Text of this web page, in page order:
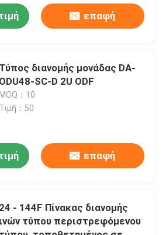
με
επαφή
Τύπος διανομής μονάδας DA-
ODU48-SC-D 2U ODF
MOQ：10
Τιμή：50
επαφή
24 - 144F Πίνακας διανομής
ινών τύπου περιστρεφόμενου